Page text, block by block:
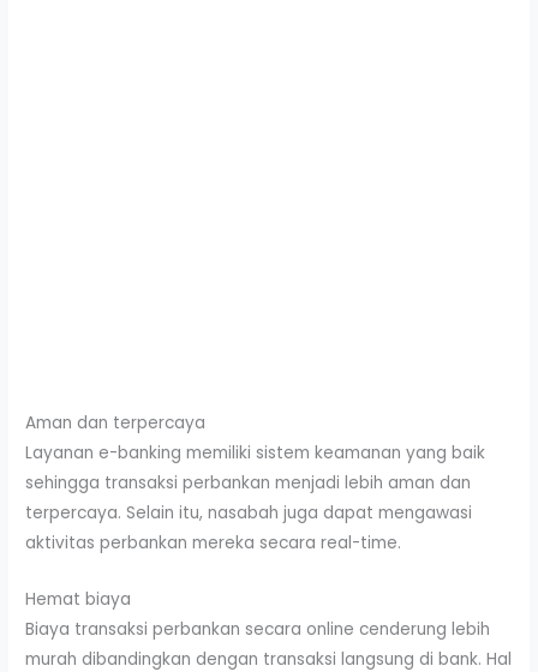
Aman dan terpercaya
Layanan e-banking memiliki sistem keamanan yang baik
sehingga transaksi perbankan menjadi lebih aman dan
terpercaya. Selain itu, nasabah juga dapat mengawasi
aktivitas perbankan mereka secara real-time.
Hemat biaya
Biaya transaksi perbankan secara online cenderung lebih
murah dibandingkan dengan transaksi langsung di bank. Hal